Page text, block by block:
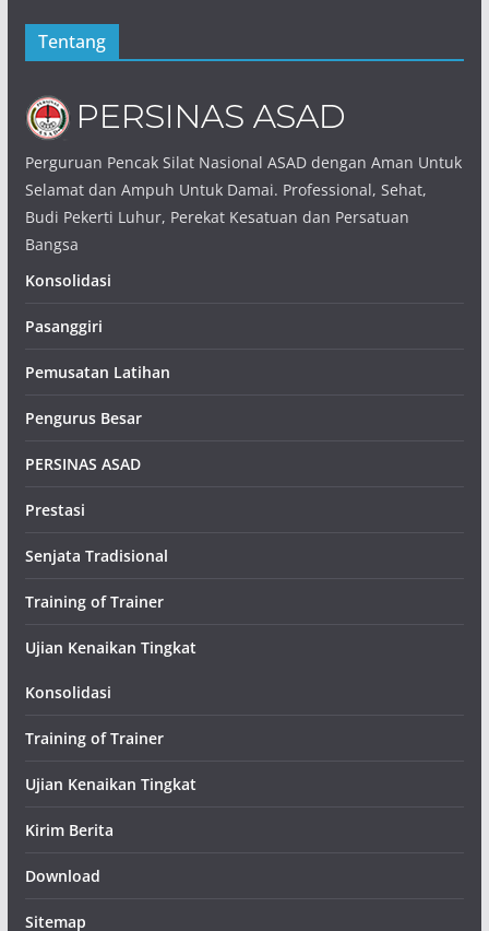
Tentang
Perguruan Pencak Silat Nasional ASAD dengan Aman Untuk
Selamat dan Ampuh Untuk Damai. Professional, Sehat,
Budi Pekerti Luhur, Perekat Kesatuan dan Persatuan
Bangsa
Konsolidasi
Pasanggiri
Pemusatan Latihan
Pengurus Besar
PERSINAS ASAD
Prestasi
Senjata Tradisional
Training of Trainer
Ujian Kenaikan Tingkat
Konsolidasi
Training of Trainer
Ujian Kenaikan Tingkat
Kirim Berita
Download
Sitemap